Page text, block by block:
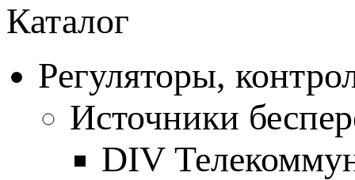
Каталог
Регуляторы,
Источники
DIV